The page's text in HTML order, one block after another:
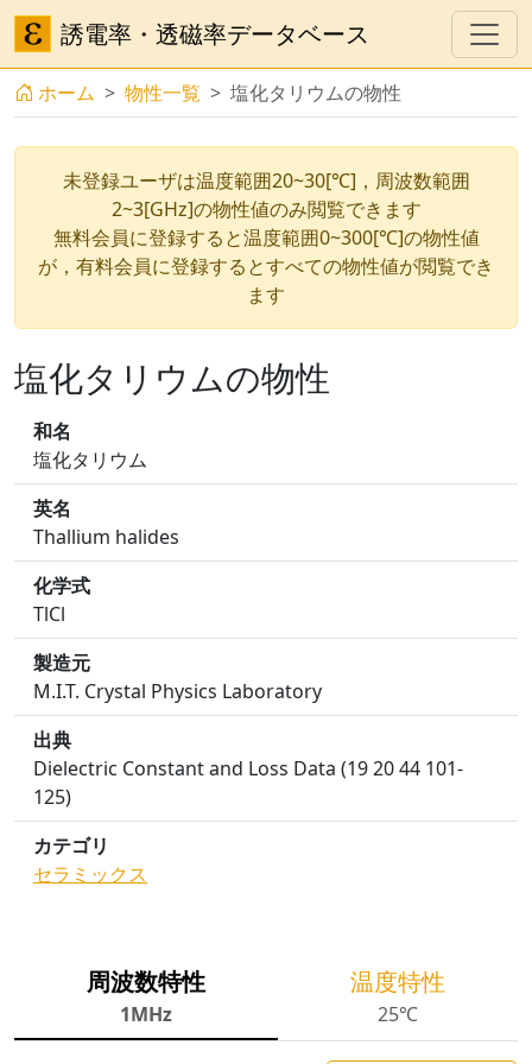
誘電率・透磁率データベース
ホーム 物性一覧 塩化タリウムの物性
未登録ユーザは温度範囲20~30[℃]，周波数範囲
2~3[GHz]の物性値のみ閲覧できます
無料会員に登録すると温度範囲0~300[℃]の物性値
が，有料会員に登録するとすべての物性値が閲覧でき
ます
塩化タリウムの物性
和名
塩化タリウム
英名
Thallium halides
化学式
TlCl
製造元
M.I.T. Crystal Physics Laboratory
出典
Dielectric Constant and Loss Data (19 20 44 101-
125)
カテゴリ
セラミックス
周波数特性
1MHz
温度特性
25℃